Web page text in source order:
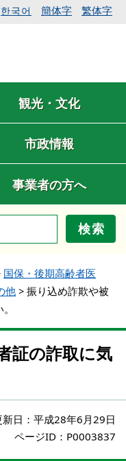
한국어 簡体字 繁体字
観光・文化
市政情報
事業者の方へ
検索
国保・後期高齢者医
他 > 振り込め詐欺や被
証の詐取に気
日： 平成28年6月29日
ページID：P0003837